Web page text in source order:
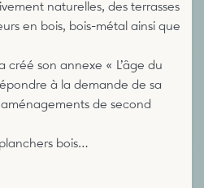
naturelles, des terrasses
en bois, bois-métal ainsi que
créé son annexe « L’âge du
à la demande de sa
de second
bois…